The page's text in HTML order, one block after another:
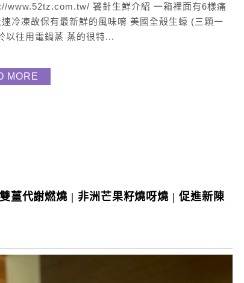
www.52tz.com.tw/ 饕針生鮮介紹 一箱裡面有6樣痛
冷凍故保有最新鮮的風味唷 美國全殼生蠔 (三顆一
以往用電鍋蒸 蒸的很特...
MORE
薑代謝燃燒 | 非洲芒果籽燒呀燒 | 促進新陳